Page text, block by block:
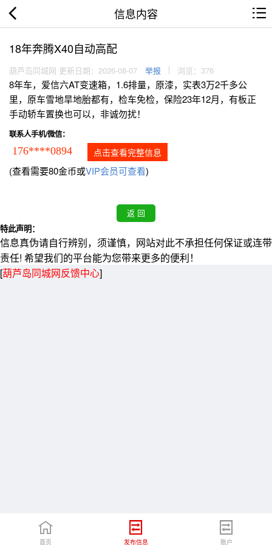
信息内容
18年奔腾X40自动高配
葫芦岛同城网 更新日期：2026-08-07 举报 浏览：376
8年车，爱信六AT变速箱，1.6排量，原漆，实表3万2千多公
里，原车雪地旱地胎都有，检车免检，保险23年12月，有板正
手动轿车置换也可以，非诚勿扰！
联系人手机/微信：
176****0894 点击查看完整信息
(查看需要80金币或VIP会员可查看)
特此声明：
信息真伪请自行辨别，须谨慎，网站对此不承担任何保证或连带
责任! 希望我们的平台能为您带来更多的便利！
[葫芦岛同城网反馈中心]
首页 发布信息 账户